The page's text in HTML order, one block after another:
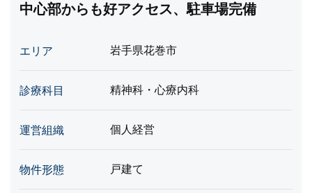
中心部からも好アクセス、駐車場完備
エリア 岩手県花巻市
診療科目 精神科・心療内科
運営組織 個人経営
物件形態 戸建て